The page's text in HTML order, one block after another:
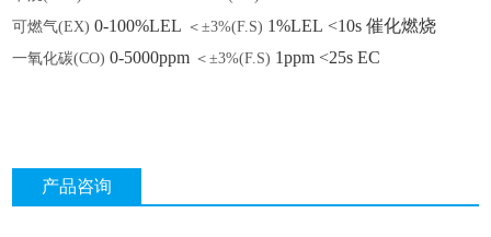
可燃气(EX) 0-100%LEL ＜±3%(F.S) 1%LEL <10s 催化燃烧
一氧化碳(CO) 0-5000ppm ＜±3%(F.S) 1ppm <25s EC
产品咨询